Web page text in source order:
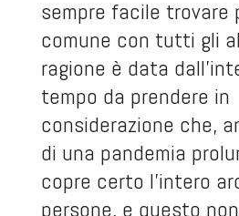
sempre facile trovare
comune con tutti gli
ragione è data
tempo da prendere in
considerazione che,
di una pandemia
copre certo l’intero
persone, e questo